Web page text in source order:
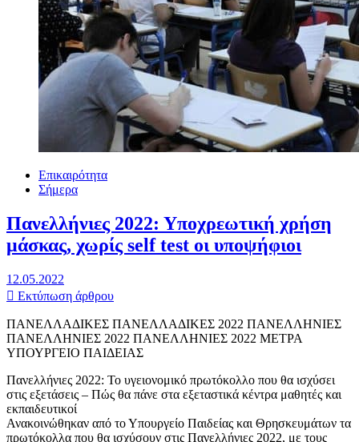
Επικαιρότητα
Σήμερα
Πανελλήνιες 2022: Υποχρεωτική χρήση
μάσκας, χωρίς self test οι υποψήφιοι
12.05.2022
Εκτύπωση άρθρου
ΠΑΝΕΛΛΑΔΙΚΕΣ ΠΑΝΕΛΛΑΔΙΚΕΣ 2022 ΠΑΝΕΛΛΗΝΙΕΣ
ΠΑΝΕΛΛΗΝΙΕΣ 2022 ΠΑΝΕΛΛΗΝΙΕΣ 2022 ΜΕΤΡΑ
ΥΠΟΥΡΓΕΙΟ ΠΑΙΔΕΙΑΣ
Πανελλήνιες 2022: Το υγειονομικό πρωτόκολλο που θα ισχύσει
στις εξετάσεις – Πώς θα πάνε στα εξεταστικά κέντρα μαθητές και
εκπαιδευτικοί
Ανακοινώθηκαν από το Υπουργείο Παιδείας και Θρησκευμάτων τα
πρωτόκολλα που θα ισχύσουν στις Πανελλήνιες 2022, με τους